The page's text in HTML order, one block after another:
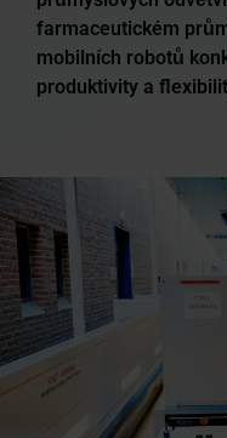
farmaceutickém
mobilních robotů
produktivity a